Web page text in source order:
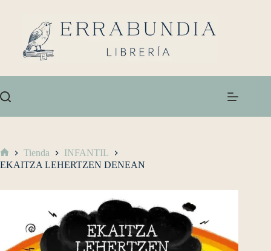
Tienda
INFANTIL
EKAITZA LEHERTZEN DENEAN